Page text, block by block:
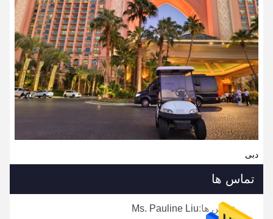
دبی
تماس ها
تماس ها:Ms. Pauline Liu